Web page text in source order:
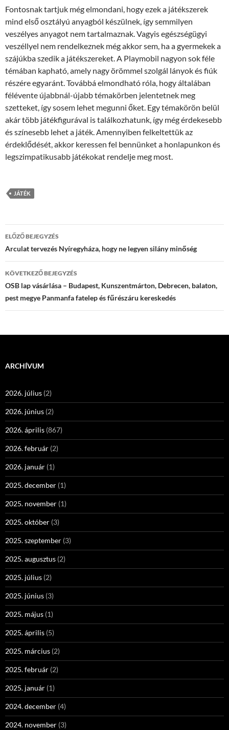
Fontosnak tartjuk még elmondani, hogy ezek a játékszerek
mind első osztályú anyagból készülnek, így semmilyen
veszélyes anyagot nem tartalmaznak. Vagyis egészségügyi
veszéllyel nem rendelkeznek még akkor sem, ha a gyermekek a
szájúkba szedik a játékszereket. A Playmobil nagyon sok féle
témában kapható, amely nagy örömmel szolgál lányok és fiúk
részére egyaránt. Továbbá elmondható róla, hogy általában
félévente újabbnál-újabb témakörben jelentetnek meg
szetteket, így sosem lehet megunni őket. Egy témakörön belül
akár több játékfigurával is találkozhatunk, így még érdekesebb
és színesebb lehet a játék. Amennyiben felkeltettük az
érdeklődését, akkor keressen fel bennünket a honlapunkon és
legszimpatikusabb játékokat rendelje meg most.
JÁTÉK
Bejegyzések
navigációja
ELŐZŐ BEJEGYZÉS
Arculat tervezés Nyíregyháza, hogy ne legyen silány minőség
KÖVETKEZŐ BEJEGYZÉS
OSB lap vásárlása – Budapest, Kunszentmárton, Debrecen, balaton,
pest megye Panmanfa fatelep és fűrészáru kereskedés
ARCHÍVUM
2026. július (2)
2026. június (2)
2026. április (867)
2026. február (2)
2026. január (1)
2025. december (1)
2025. november (1)
2025. október (3)
2025. szeptember (3)
2025. augusztus (2)
2025. július (2)
2025. június (3)
2025. május (1)
2025. április (5)
2025. március (2)
2025. február (2)
2025. január (1)
2024. december (4)
2024. november (3)